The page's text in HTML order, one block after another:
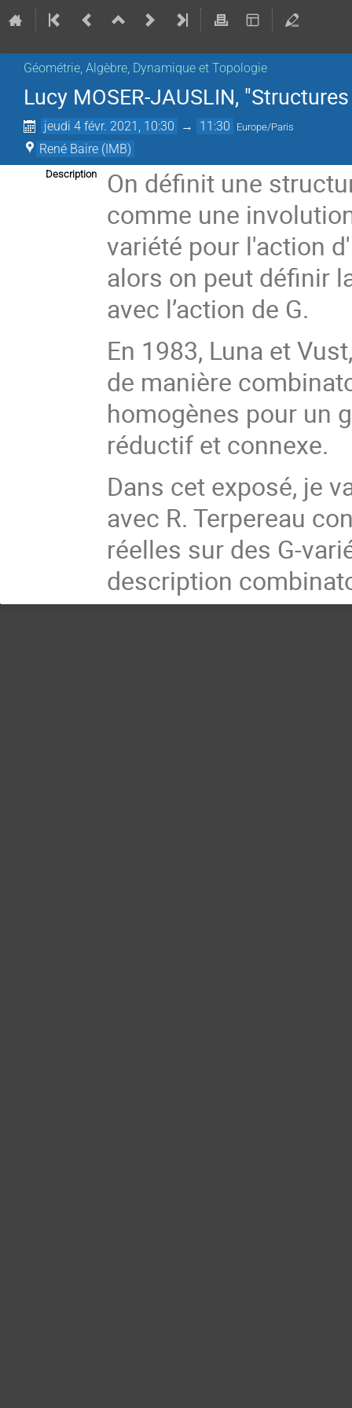
Géométrie, Algèbre, Dynamique et Topologie
Lucy MOSER-JAUSLIN,
jeudi 4 févr. 2021, 10:30 → 11:30 Europe/Paris
René Baire (IMB)
Description
On définit une
comme une
variété pour l'action
alors on peut définir
avec l’action de G.
En 1983, Luna et
de manière
homogènes pour un
réductif et connexe.
Dans cet exposé, je
avec R. Terpereau
réelles sur des G-
description